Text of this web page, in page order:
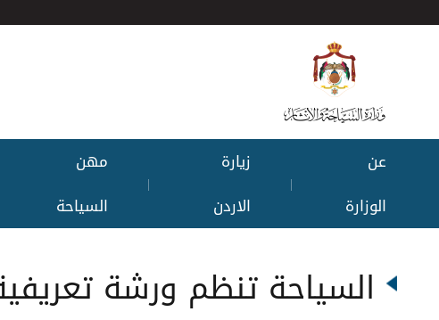
عن
الوزارة
|
زيارة
الاردن
|
مهن
السياحة
السياحة تنظم ورشة